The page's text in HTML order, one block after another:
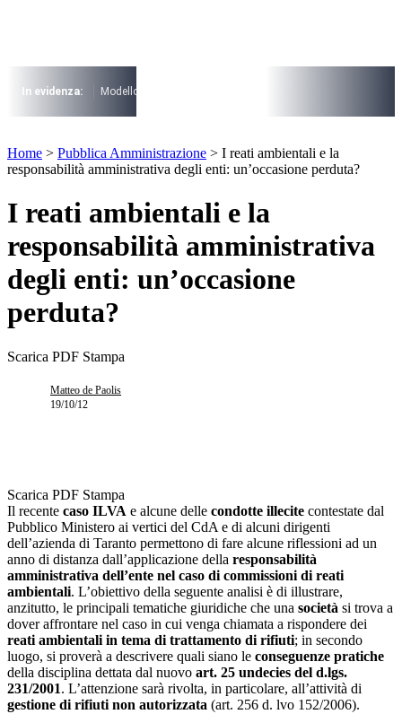
I più cercati
Lorem ipsum dolor sit amet consectetur
Lorem ipsum dolor sit amet consectetur
In evidenza: Modello 730
Lorem ipsum dolor sit amet consectetur
Home > Pubblica Amministrazione > I reati ambientali e la
responsabilità amministrativa degli enti: un’occasione perduta?
I reati ambientali e la
responsabilità amministrativa
degli enti: un’occasione
perduta?
Scarica PDF Stampa
Matteo de Paolis
19/10/12
Scarica PDF Stampa
Il recente caso ILVA e alcune delle condotte illecite contestate dal
Pubblico Ministero ai vertici del CdA e di alcuni dirigenti
dell’azienda di Taranto permettono di fare alcune riflessioni ad un
anno di distanza dall’applicazione della responsabilità
amministrativa dell’ente nel caso di commissioni di reati
ambientali. L’obiettivo della seguente analisi è di illustrare,
anzitutto, le principali tematiche giuridiche che una società si trova a
dover affrontare nel caso in cui venga chiamata a rispondere dei
reati ambientali in tema di trattamento di rifiuti; in secondo
luogo, si proverà a descrivere quali siano le conseguenze pratiche
della disciplina dettata dal nuovo art. 25 undecies del d.lgs.
231/2001. L’attenzione sarà rivolta, in particolare, all’attività di
gestione di rifiuti non autorizzata (art. 256 d. lvo 152/2006).